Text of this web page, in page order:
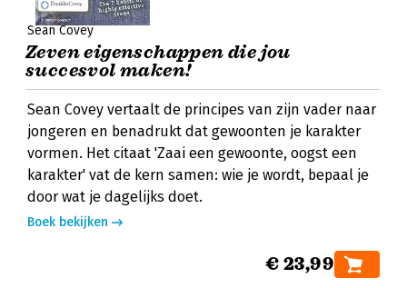
Sean Covey
Zeven eigenschappen die jou
succesvol maken!
Sean Covey vertaalt de principes van zijn vader naar
jongeren en benadrukt dat gewoonten je karakter
vormen. Het citaat 'Zaai een gewoonte, oogst een
karakter' vat de kern samen: wie je wordt, bepaal je
door wat je dagelijks doet.
Boek bekijken
€ 23,99